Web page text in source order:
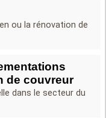
ou la rénovation de
de couvreur
dans le secteur du